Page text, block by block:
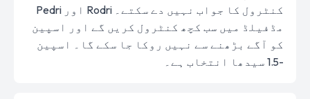
کنٹرول کا جواب نہیں دے سکتے۔ Rodri اور Pedri
مڈفیلڈ میں سب کچھ کنٹرول کریں گے اور اسپین
کو آگے بڑھنے سے نہیں روکا جا سکے گا۔ اسپین
-1.5 سیدھا انتخاب ہے۔